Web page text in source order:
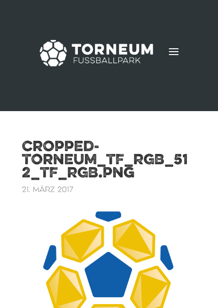
a
cropped-
Torneum_TF_RGB_51
2_TF_RGB.png
21. März 2017